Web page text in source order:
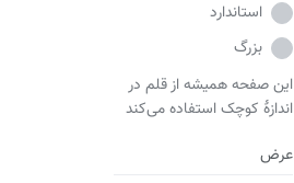
استاندارد
بزرگ
این صفحه همیشه از قلم در
اندازهٔ کوچک استفاده می‌کند
عرض